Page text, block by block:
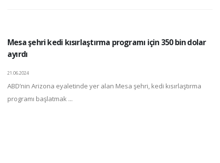
Mesa şehri kedi kısırlaştırma programı için 350 bin dolar
ayırdı
21.06.2024
ABD’nin Arizona eyaletinde yer alan Mesa şehri, kedi kısırlaştırma
programı başlatmak ...